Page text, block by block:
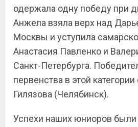
одержала одну победу при
Анжела взяла верх над
Москвы и уступила
Анастасия Павленко и
Санкт-Петербурга.
первенства в этой
Гилязова (Челябинск).
Успехи наших юниоров были